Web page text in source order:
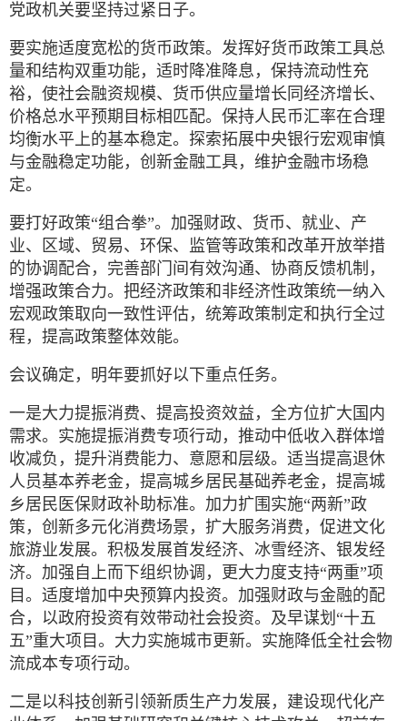
党政机关要坚持过紧日子。
要实施适度宽松的货币政策。发挥好货币政策工具总
量和结构双重功能，适时降准降息，保持流动性充
裕，使社会融资规模、货币供应量增长同经济增长、
价格总水平预期目标相匹配。保持人民币汇率在合理
均衡水平上的基本稳定。探索拓展中央银行宏观审慎
与金融稳定功能，创新金融工具，维护金融市场稳
定。
要打好政策“组合拳”。加强财政、货币、就业、产
业、区域、贸易、环保、监管等政策和改革开放举措
的协调配合，完善部门间有效沟通、协商反馈机制，
增强政策合力。把经济政策和非经济性政策统一纳入
宏观政策取向一致性评估，统筹政策制定和执行全过
程，提高政策整体效能。
会议确定，明年要抓好以下重点任务。
一是大力提振消费、提高投资效益，全方位扩大国内
需求。实施提振消费专项行动，推动中低收入群体增
收减负，提升消费能力、意愿和层级。适当提高退休
人员基本养老金，提高城乡居民基础养老金，提高城
乡居民医保财政补助标准。加力扩围实施“两新”政
策，创新多元化消费场景，扩大服务消费，促进文化
旅游业发展。积极发展首发经济、冰雪经济、银发经
济。加强自上而下组织协调，更大力度支持“两重”项
目。适度增加中央预算内投资。加强财政与金融的配
合，以政府投资有效带动社会投资。及早谋划“十五
五”重大项目。大力实施城市更新。实施降低全社会物
流成本专项行动。
二是以科技创新引领新质生产力发展，建设现代化产